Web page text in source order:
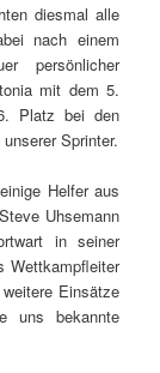
diesmal alle
nach einem
persönlicher
mit dem 5.
Platz bei den
Sprinter.
Helfer aus
Uhsemann
in seiner
Wettkampfleiter
Einsätze
uns bekannte